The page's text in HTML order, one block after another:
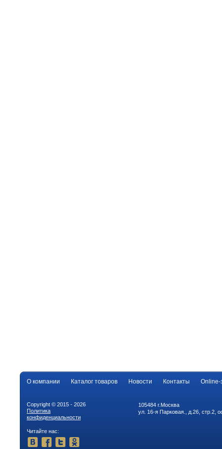
О компании Каталог товаров Новости Контакты Online-
Copyright © 2015 - 2026
Политика
конфиденциальности
Читайте нас:
105484 г.Москва
ул. 16-я Парковая., д.26, стр.2,